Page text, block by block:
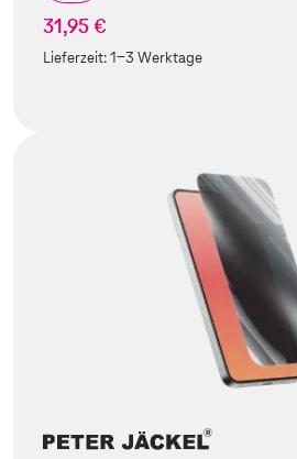
31,95 €
Lieferzeit:1-3 Werktage